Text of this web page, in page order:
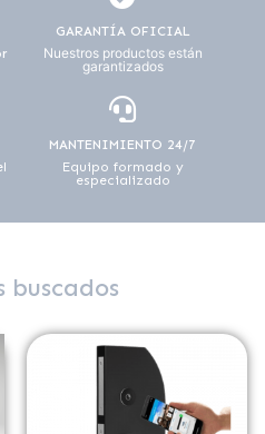
GARANTÍA OFICIAL
Nuestros productos están
garantizados
MANTENIMIENTO 24/7
Equipo formado y
especializado
buscados